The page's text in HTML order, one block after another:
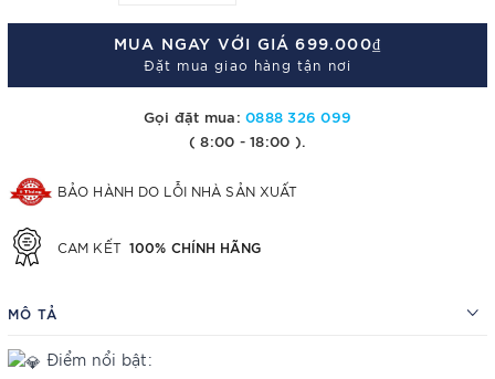
MUA NGAY VỚI GIÁ699.000₫
Đặt mua giao hàng tận nơi
Gọi đặt mua:0888 326 099
( 8:00 - 18:00 ).
BẢO HÀNH DO LỖI NHÀ SẢN XUẤT
CAM KẾT 100% CHÍNH HÃNG
MÔ TẢ
Điểm nổi bật: